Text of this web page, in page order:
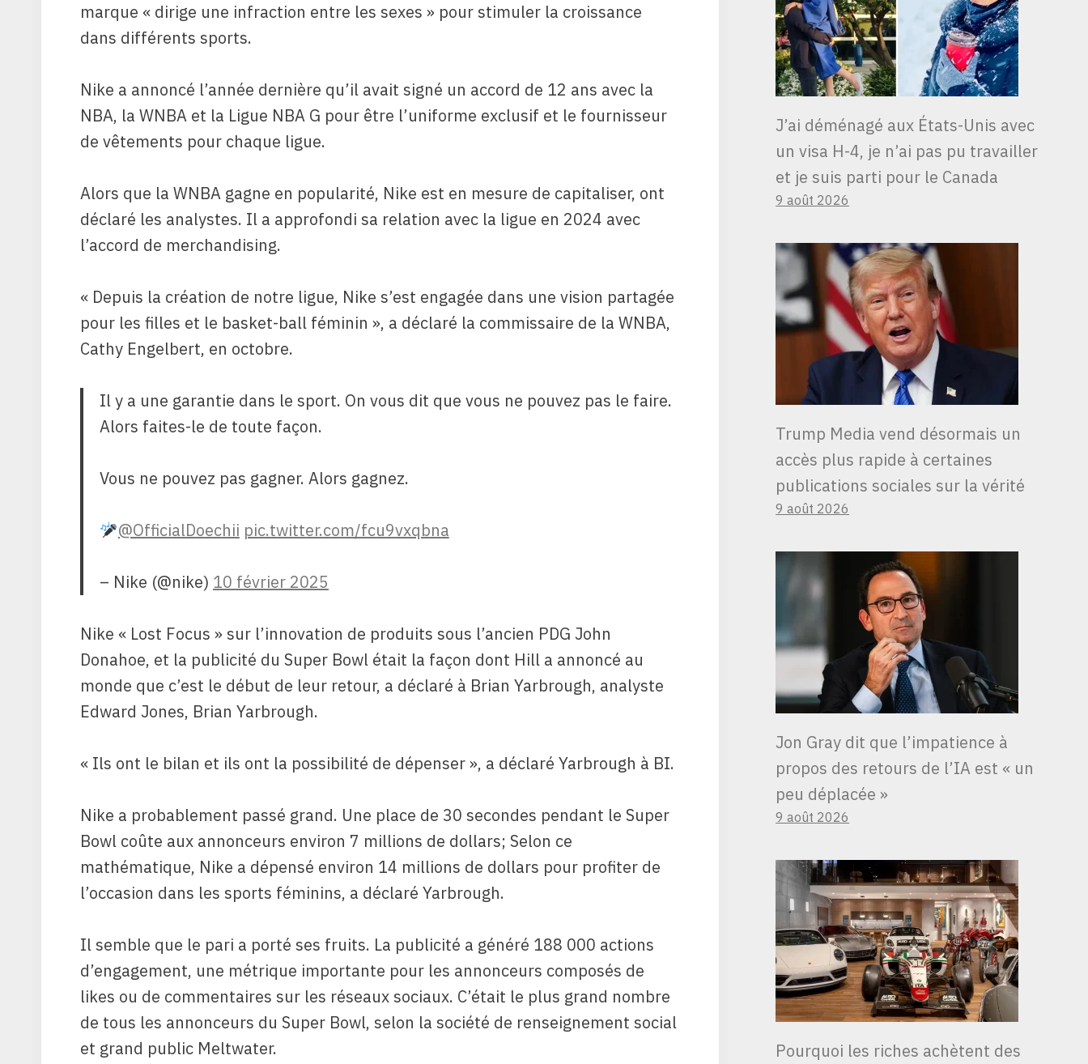
marque « dirige une infraction entre les sexes » pour stimuler la croissance
dans différents sports.
Nike a annoncé l’année dernière qu’il avait signé un accord de 12 ans avec la
NBA, la WNBA et la Ligue NBA G pour être l’uniforme exclusif et le fournisseur
de vêtements pour chaque ligue.
Alors que la WNBA gagne en popularité, Nike est en mesure de capitaliser, ont
déclaré les analystes. Il a approfondi sa relation avec la ligue en 2024 avec
l’accord de merchandising.
« Depuis la création de notre ligue, Nike s’est engagée dans une vision partagée
pour les filles et le basket-ball féminin », a déclaré la commissaire de la WNBA,
Cathy Engelbert, en octobre.
Il y a une garantie dans le sport. On vous dit que vous ne pouvez pas le faire.
Alors faites-le de toute façon.
Vous ne pouvez pas gagner. Alors gagnez.
@OfficialDoechii pic.twitter.com/fcu9vxqbna
– Nike (@nike) 10 février 2025
Nike « Lost Focus » sur l’innovation de produits sous l’ancien PDG John
Donahoe, et la publicité du Super Bowl était la façon dont Hill a annoncé au
monde que c’est le début de leur retour, a déclaré à Brian Yarbrough, analyste
Edward Jones, Brian Yarbrough.
« Ils ont le bilan et ils ont la possibilité de dépenser », a déclaré Yarbrough à BI.
Nike a probablement passé grand. Une place de 30 secondes pendant le Super
Bowl coûte aux annonceurs environ 7 millions de dollars; Selon ce
mathématique, Nike a dépensé environ 14 millions de dollars pour profiter de
l’occasion dans les sports féminins, a déclaré Yarbrough.
Il semble que le pari a porté ses fruits. La publicité a généré 188 000 actions
d’engagement, une métrique importante pour les annonceurs composés de
likes ou de commentaires sur les réseaux sociaux. C’était le plus grand nombre
de tous les annonceurs du Super Bowl, selon la société de renseignement social
et grand public Meltwater.
J’ai déménagé aux États-Unis avec
un visa H-4, je n’ai pas pu travailler
et je suis parti pour le Canada
9 août 2026
Trump Media vend désormais un
accès plus rapide à certaines
publications sociales sur la vérité
9 août 2026
Jon Gray dit que l’impatience à
propos des retours de l’IA est « un
peu déplacée »
9 août 2026
Pourquoi les riches achètent des